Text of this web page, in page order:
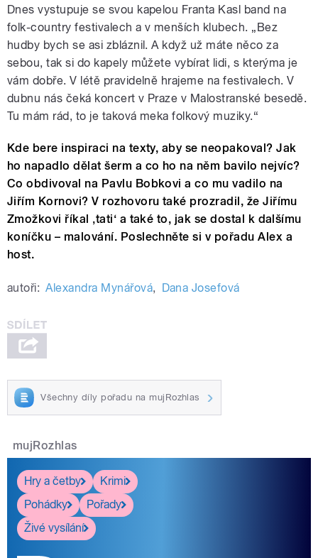
Dnes vystupuje se svou kapelou Franta Kasl band na
folk-country festivalech a v menších klubech. „Bez
hudby bych se asi zbláznil. A když už máte něco za
sebou, tak si do kapely můžete vybírat lidi, s kterýma je
vám dobře. V létě pravidelně hrajeme na festivalech. V
dubnu nás čeká koncert v Praze v Malostranské besedě.
Tu mám rád, to je taková meka folkový muziky.“
Kde bere inspiraci na texty, aby se neopakoval? Jak
ho napadlo dělat šerm a co ho na něm bavilo nejvíc?
Co obdivoval na Pavlu Bobkovi a co mu vadilo na
Jiřím Kornovi? V rozhovoru také prozradil, že Jiřímu
Zmožkovi říkal ‚tati‘ a také to, jak se dostal k dalšímu
koníčku – malování. Poslechněte si v pořadu Alex a
host.
autoři: Alexandra Mynářová, Dana Josefová
Všechny díly pořadu na mujRozhlas
mujRozhlas
Hry a četby
Krimi
Pohádky
Pořady
Živé vysílání